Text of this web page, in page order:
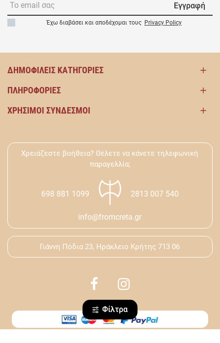
Εγγραφή
Έχω διαβάσει και αποδέχομαι τους Privacy Policy
ΔΗΜΟΦΙΛΕΊΣ ΚΑΤΗΓΟΡΊΕΣ
ΠΛΗΡΟΦΟΡΊΕΣ
ΧΡΉΣΙΜΟΙ ΣΎΝΔΕΣΜΟΙ
Χρειάζεστε βοήθεια? Θέλετε να κάνετε τηλεφωνική
παραγελλία;
698 881 1099 2813 007 540
info@fromcreta.gr
Γιάννη Πόδια 23, Ηράκλειο Κρήτης 713 06
Φίλτρα